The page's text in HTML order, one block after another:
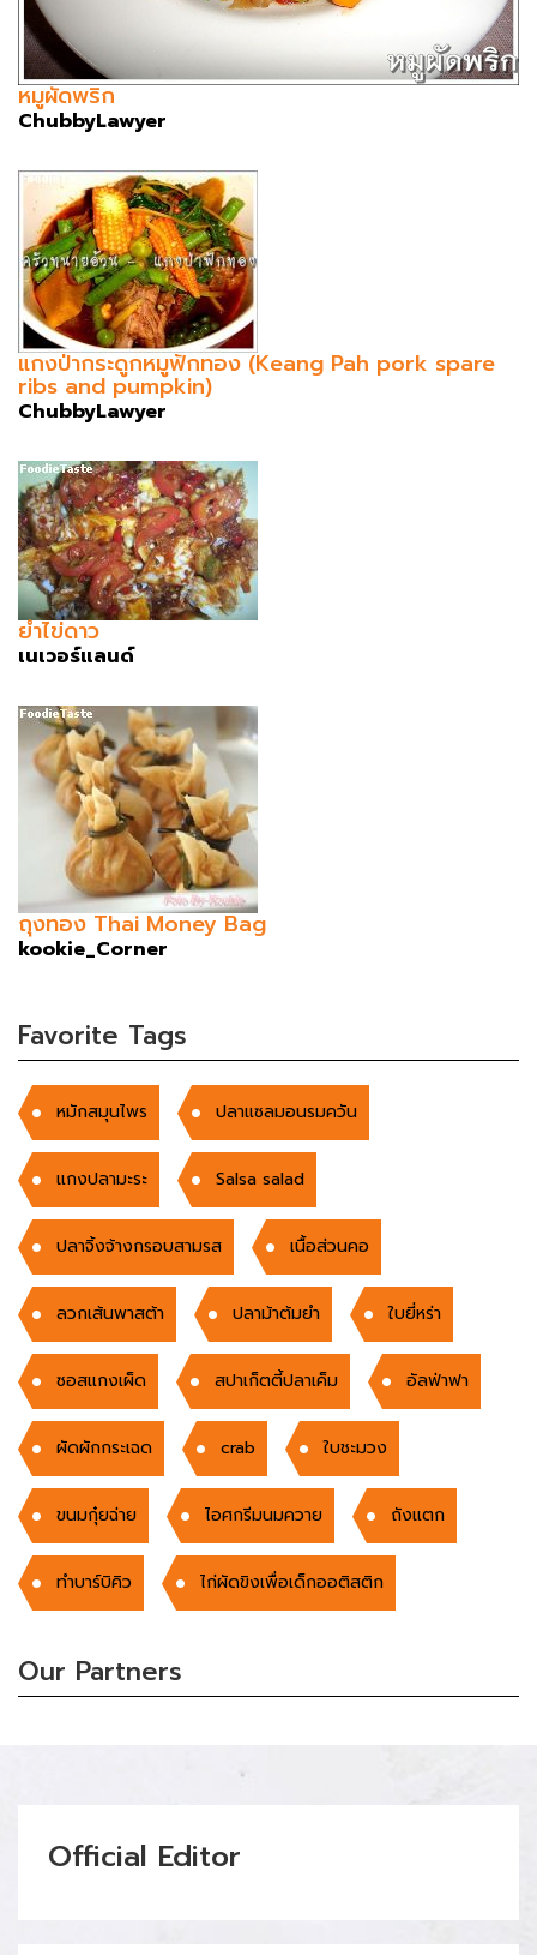
หมูผัดพริก
ChubbyLawyer
แกงป่ากระดูกหมูฟักทอง (Keang Pah pork spare
ribs and pumpkin)
ChubbyLawyer
ยำไข่ดาว
เนเวอร์แลนด์
ถุงทอง Thai Money Bag
kookie_Corner
Favorite Tags
หมักสมุนไพร ปลาแซลมอนรมควัน
แกงปลามะระ Salsa salad
ปลาจิ้งจ้างกรอบสามรส เนื้อส่วนคอ
ลวกเส้นพาสต้า ปลาม้าต้มยำ ใบยี่หร่า
ซอสแกงเผ็ด สปาเก็ตตี้ปลาเค็ม อัลฟ่าฟา
ผัดผักกระเฉด crab ใบชะมวง
ขนมกุ๋ยฉ่าย ไอศกรีมนมควาย ถังแตก
ทำบาร์บิคิว ไก่ผัดขิงเพื่อเด็กออติสติก
Our Partners
Official Editor